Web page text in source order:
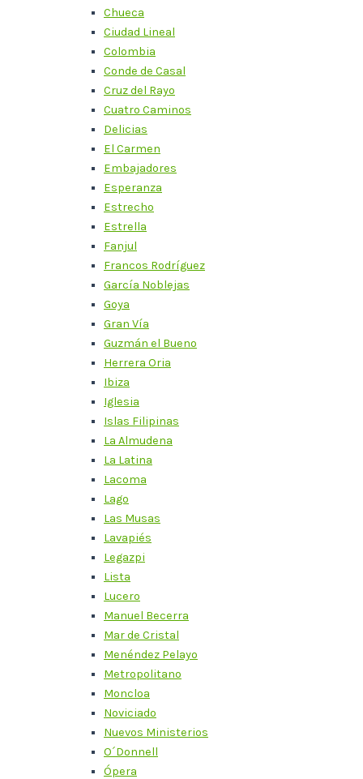
Chueca
Ciudad Lineal
Colombia
Conde de Casal
Cruz del Rayo
Cuatro Caminos
Delicias
El Carmen
Embajadores
Esperanza
Estrecho
Estrella
Fanjul
Francos Rodríguez
García Noblejas
Goya
Gran Vía
Guzmán el Bueno
Herrera Oria
Ibiza
Iglesia
Islas Filipinas
La Almudena
La Latina
Lacoma
Lago
Las Musas
Lavapiés
Legazpi
Lista
Lucero
Manuel Becerra
Mar de Cristal
Menéndez Pelayo
Metropolitano
Moncloa
Noviciado
Nuevos Ministerios
O´Donnell
Ópera